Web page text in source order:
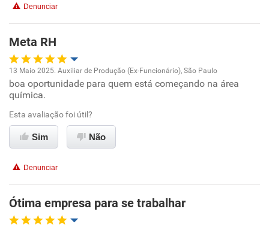
Benefícios
Recomenda esta empresa
Não recomenda a diretoria
Denunciar
Meta RH
Oportunidade de promoção
Ambiente de trabalho
Conciliação com a vida familiar
Recomenda esta empresa
13 Maio 2025. Auxiliar de Produção (Ex-Funcionário), São Paulo
boa oportunidade para quem está começando na área
química.
Esta avaliação foi útil?
Sim Não
Denunciar
Ótima empresa para se trabalhar